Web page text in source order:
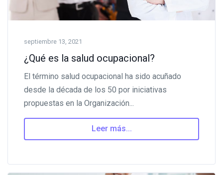
septiembre 13, 2021
¿Qué es la salud ocupacional?
El término salud ocupacional ha sido acuñado
desde la década de los 50 por iniciativas
propuestas en la Organización...
Leer más...